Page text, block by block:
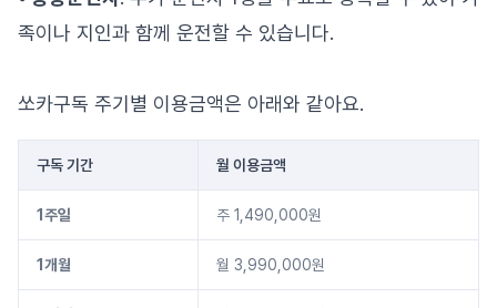
족이나 지인과 함께 운전할 수 있습니다.
쏘카구독 주기별 이용금액은 아래와 같아요.
구독 기간 월 이용금액
1주일 주 1,490,000원
1개월 월 3,990,000원